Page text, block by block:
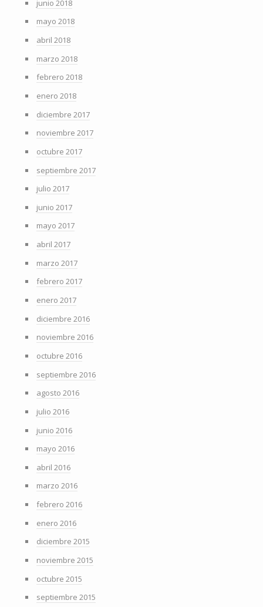
junio 2018
mayo 2018
abril 2018
marzo 2018
febrero 2018
enero 2018
diciembre 2017
noviembre 2017
octubre 2017
septiembre 2017
julio 2017
junio 2017
mayo 2017
abril 2017
marzo 2017
febrero 2017
enero 2017
diciembre 2016
noviembre 2016
octubre 2016
septiembre 2016
agosto 2016
julio 2016
junio 2016
mayo 2016
abril 2016
marzo 2016
febrero 2016
enero 2016
diciembre 2015
noviembre 2015
octubre 2015
septiembre 2015